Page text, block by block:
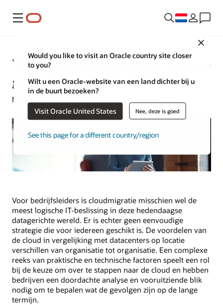
Menu
Would you like to visit an Oracle country site closer
to you?
Wilt u een Oracle-website van een land dichter bij u
in de buurt bezoeken?
Visit Oracle United States Nee, deze is goed
See this page for a different country/region
Wat is cloudeconomie? De ultieme
gids
Mike Chen | Content Strategist | 25 oktober 2023
Voor bedrijfsleiders is cloudmigratie misschien wel de
meest logische IT-beslissing in deze hedendaagse
datagerichte wereld. Er is echter geen eenvoudige
strategie die voor iedereen geschikt is. De voordelen van
de cloud in vergelijking met datacenters op locatie
verschillen van organisatie tot organisatie. Een complexe
reeks van praktische en technische factoren speelt een rol
bij de keuze om over te stappen naar de cloud en hebben
bedrijven een doordachte analyse en vooruitziende blik
nodig om te bepalen wat de gevolgen zijn op de lange
termijn.